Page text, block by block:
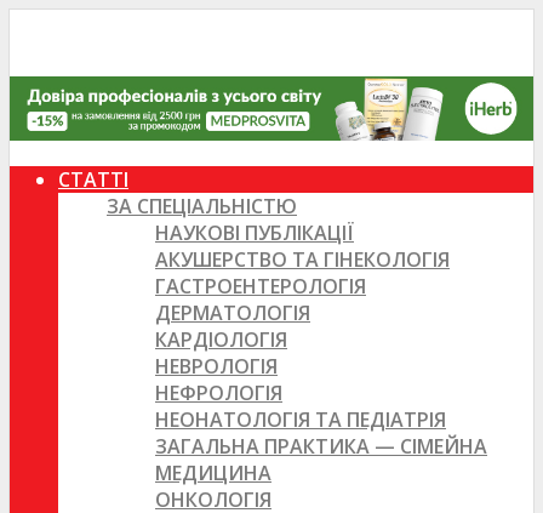
СТАТТІ
ЗА СПЕЦІАЛЬНІСТЮ
НАУКОВІ ПУБЛІКАЦІЇ
АКУШЕРСТВО ТА ГІНЕКОЛОГІЯ
ГАСТРОЕНТЕРОЛОГІЯ
ДЕРМАТОЛОГІЯ
КАРДІОЛОГІЯ
НЕВРОЛОГІЯ
НЕФРОЛОГІЯ
НЕОНАТОЛОГІЯ ТА ПЕДІАТРІЯ
ЗАГАЛЬНА ПРАКТИКА — СІМЕЙНА
МЕДИЦИНА
ОНКОЛОГІЯ